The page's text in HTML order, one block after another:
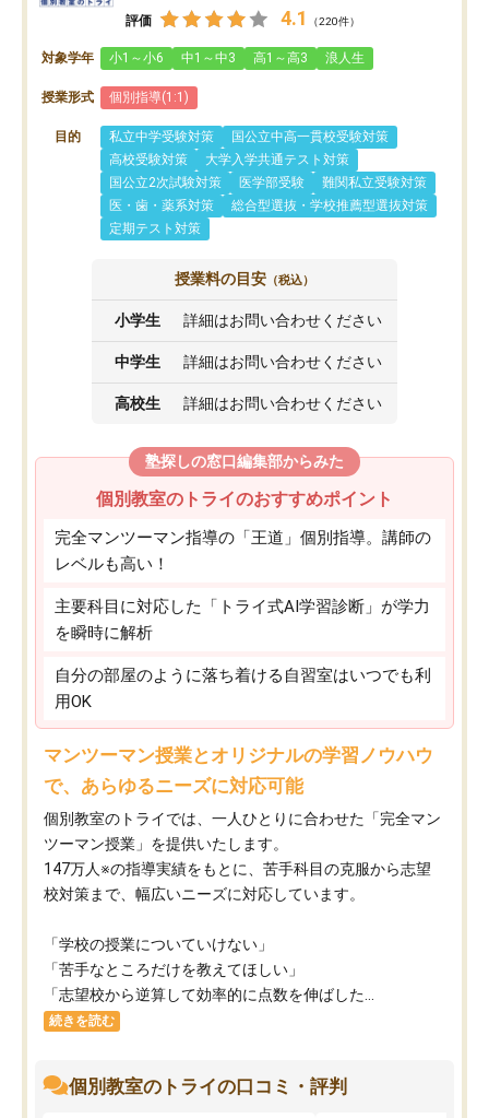
評価 4.1 （220件）
対象学年 小1～小6 中1～中3 高1～高3 浪人生
授業形式 個別指導(1:1)
目的 私立中学受験対策
国公立中高一貫校受験対策
高校受験対策
大学入学共通テスト対策
国公立2次試験対策
医学部受験
難関私立受験対策
医・歯・薬系対策
総合型選抜・学校推薦型選抜対策
定期テスト対策
授業料の目安 （税込）
小学生 詳細はお問い合わせください
中学生 詳細はお問い合わせください
高校生 詳細はお問い合わせください
塾探しの窓口編集部からみた
個別教室のトライのおすすめポイント
完全マンツーマン指導の「王道」個別指導。講師の
レベルも高い！
主要科目に対応した「トライ式AI学習診断」が学力
を瞬時に解析
自分の部屋のように落ち着ける自習室はいつでも利
用OK
マンツーマン授業とオリジナルの学習ノウハウ
で、あらゆるニーズに対応可能
個別教室のトライでは、一人ひとりに合わせた「完全マン
ツーマン授業」を提供いたします。​
147万人※の指導実績をもとに、苦手科目の克服から志望
校対策まで、幅広いニーズに対応しています。​
「学校の授業についていけない」​
「苦手なところだけを教えてほしい」​
「志望校から逆算して効率的に点数を伸ばした...
続きを読む
個別教室のトライの口コミ・評判